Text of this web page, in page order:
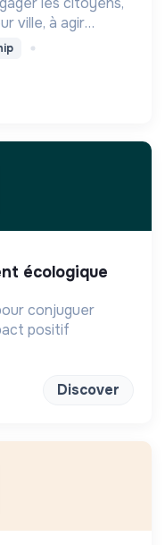
ville, à agir
écologique grâce
conjuguer
positif
Discover